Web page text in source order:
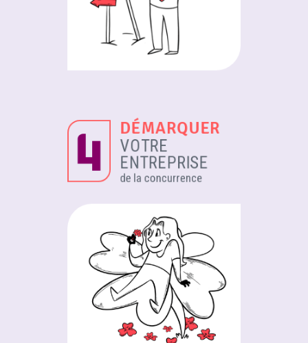
DÉMARQUER
VOTRE
ENTREPRISE
de la concurrence